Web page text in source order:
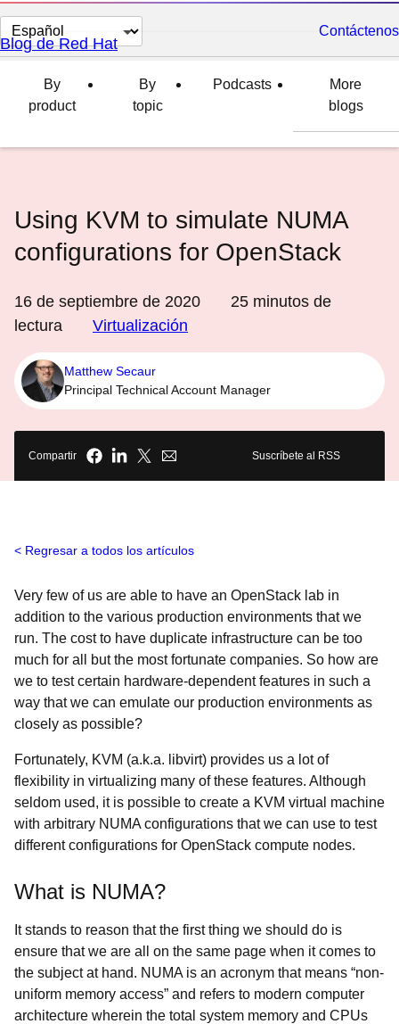
Cambiar
el
idioma
Contáctenos
Blog de Red Hat
By
product
By
topic
Podcasts
More
blogs
Using KVM to simulate NUMA
configurations for OpenStack
16 de septiembre de 2020 25 minutos de
lectura
Virtualización
Matthew Secaur
Principal Technical Account Manager
Compartir Suscríbete al RSS
Regresar a todos los artículos
Very few of us are able to have an OpenStack lab in
addition to the various production environments that we
run. The cost to have duplicate infrastructure can be too
much for all but the most fortunate companies. So how are
we to test certain hardware-dependent features in such a
way that we can emulate our production environments as
closely as possible?
Fortunately, KVM (a.k.a. libvirt) provides us a lot of
flexibility in virtualizing many of these features. Although
seldom used, it is possible to create a KVM virtual machine
with arbitrary NUMA configurations that we can use to test
different configurations for OpenStack compute nodes.
What is NUMA?
It stands to reason that the first thing we should do is
ensure that we are all on the same page when it comes to
the subject at hand. NUMA is an acronym that means “non-
uniform memory access” and refers to modern computer
architecture wherein the total system memory and CPUs